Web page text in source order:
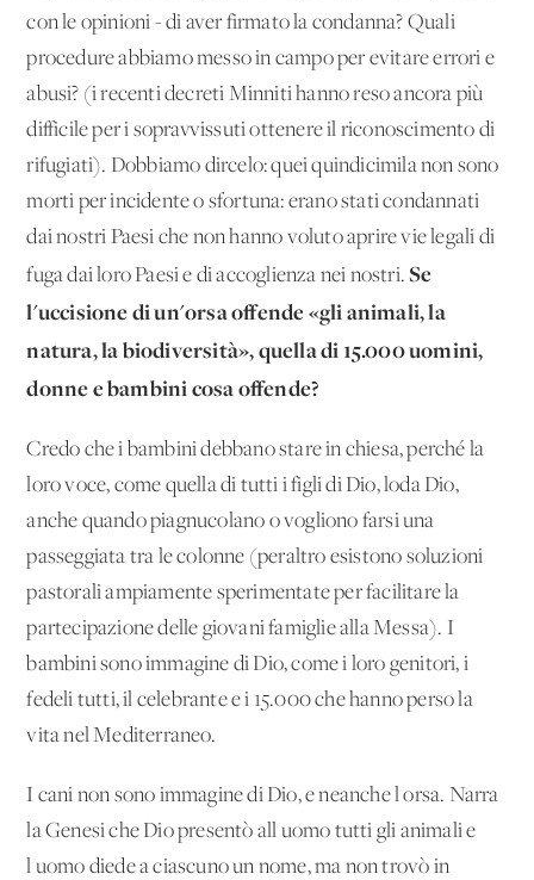
con le opinioni - di aver firmato la condanna? Quali
procedure abbiamo messo in campo per evitare errori e
abusi? (i recenti decreti Minniti hanno reso ancora più
difficile per i sopravvissuti ottenere il riconoscimento di
rifugiati). Dobbiamo dircelo: quei quindicimila non sono
morti per incidente o sfortuna: erano stati condannati
dai nostri Paesi che non hanno voluto aprire vie legali di
fuga dai loro Paesi e di accoglienza nei nostri.Se
l'uccisione di un'orsa offende «gli animali, la
natura, la biodiversità», quella di 15.000 uomini,
donne e bambini cosa offende?
Credo che i bambini debbano stare in chiesa, perché la
loro voce, come quella di tutti i figli di Dio, loda Dio,
anche quando piagnucolano o vogliono farsi una
passeggiata tra le colonne (peraltro esistono soluzioni
pastorali ampiamente sperimentate per facilitare la
partecipazione delle giovani famiglie alla Messa). I
bambini sono immagine di Dio, come i loro genitori, i
fedeli tutti, il celebrante e i 15.000 che hanno perso la
vita nel Mediterraneo.
I cani non sono immagine di Dio, e neanche l'orsa. Narra
la Genesi che Dio presentò all'uomo tutti gli animali e
l'uomo diede a ciascuno un nome, ma non trovò in